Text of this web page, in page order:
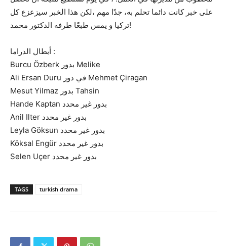
على خبر كانت دائما تحلم به، جدًا مهم ،لكن هذا الخبر سيزعزع كل
تركيا و يمس طبعًا طرفه الدكتور محمد!
أبطال الدراما :
Burcu Özberk بدور Melike
Ali Ersan Duru في دور Mehmet Çiragan
Mesut Yilmaz بدور Tahsin
Hande Kaptan بدور غير محدد
Anil Ilter بدور غير محدد
Leyla Göksun بدور غير محدد
Köksal Engür بدور غير محدد
Selen Uçer بدور غير محدد
TAGS turkish drama